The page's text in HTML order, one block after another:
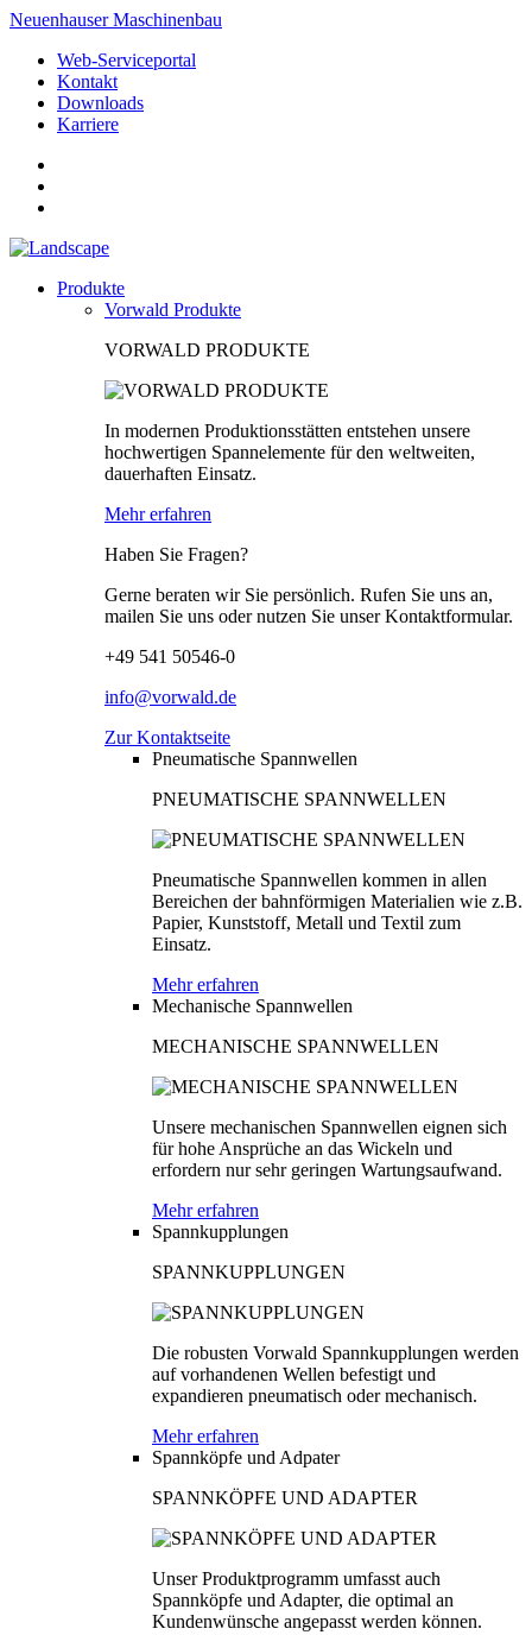
Neuenhauser Maschinenbau
Web-Serviceportal
Kontakt
Downloads
Karriere
Produkte
Vorwald Produkte
VORWALD PRODUKTE
In modernen Produktionsstätten entstehen unsere
hochwertigen Spannelemente für den weltweiten,
dauerhaften Einsatz.
Mehr erfahren
Haben Sie Fragen?
Gerne beraten wir Sie persönlich. Rufen Sie uns an,
mailen Sie uns oder nutzen Sie unser Kontaktformular.
+49 541 50546-0
info@vorwald.de
Zur Kontaktseite
Pneumatische Spannwellen
PNEUMATISCHE SPANNWELLEN
Pneumatische Spannwellen kommen in allen
Bereichen der bahnförmigen Materialien wie z.B.
Papier, Kunststoff, Metall und Textil zum
Einsatz.
Mehr erfahren
Mechanische Spannwellen
MECHANISCHE SPANNWELLEN
Unsere mechanischen Spannwellen eignen sich
für hohe Ansprüche an das Wickeln und
erfordern nur sehr geringen Wartungsaufwand.
Mehr erfahren
Spannkupplungen
SPANNKUPPLUNGEN
Die robusten Vorwald Spannkupplungen werden
auf vorhandenen Wellen befestigt und
expandieren pneumatisch oder mechanisch.
Mehr erfahren
Spannköpfe und Adpater
SPANNKÖPFE UND ADAPTER
Unser Produktprogramm umfasst auch
Spannköpfe und Adapter, die optimal an
Kundenwünsche angepasst werden können.